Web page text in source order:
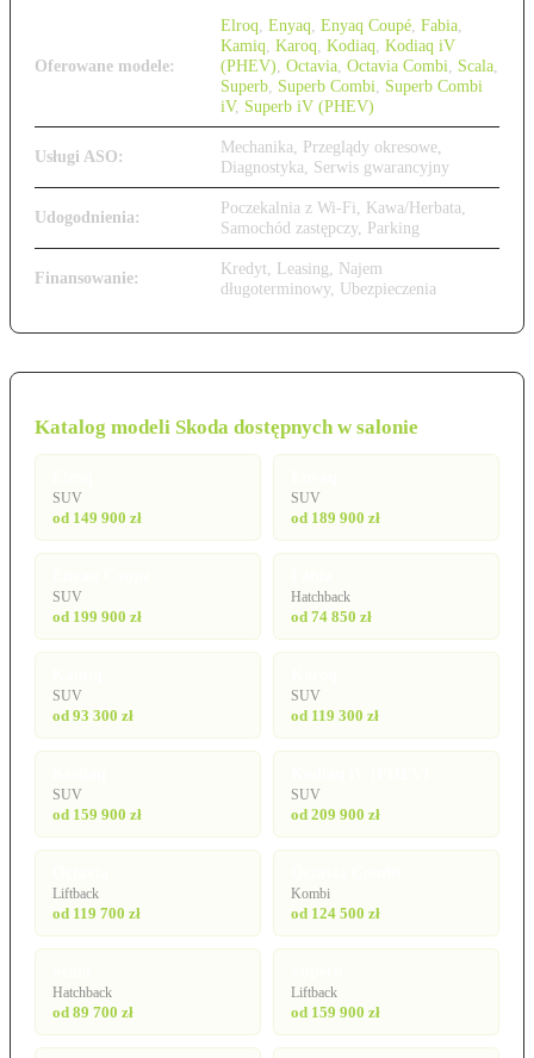
Oferowane modele:
Elroq Enyaq Enyaq Coupé Fabia
Kamiq Karoq Kodiaq Kodiaq iV
(PHEV) Octavia Octavia Combi Scala
Superb Superb Combi
Superb Combi
iV, Superb iV (PHEV)
Usługi ASO:
Mechanika, Przeglądy okresowe,
Diagnostyka, Serwis gwarancyjny
Udogodnienia:
Poczekalnia z Wi-Fi, Kawa/Herbata,
Samochód zastępczy, Parking
Finansowanie:
Kredyt, Leasing, Najem
długoterminowy, Ubezpieczenia
Katalog modeli Skoda dostępnych w salonie
SUV
od 149 900 zł
SUV
od 189 900 zł
SUV
od 199 900 zł
Hatchback
od 74 850 zł
SUV
od 93 300 zł
SUV
od 119 300 zł
SUV
od 159 900 zł
SUV
od 209 900 zł
Liftback
od 119 700 zł
Kombi
od 124 500 zł
Hatchback
od 89 700 zł
Liftback
od 159 900 zł